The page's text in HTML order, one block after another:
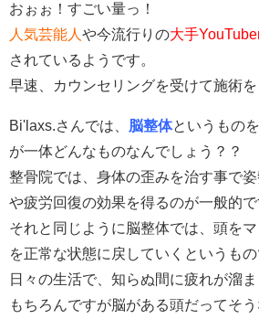
おぉぉ！すごい量っ！
人気芸能人 や今流行りの大手
されているようです。
早速、カウンセリングを受けて施術を
Bi'laxs.さんでは、 脳整体というもの
が一体どんなものなんでしょう？？
整骨院では、身体の歪みを治す事で
や疲労回復の効果を得るのが一般的で
それと同じように脳整体では、頭を
を正常な状態に戻していくというもの
日々の生活で、知らぬ間に疲れが溜
もちろんですが脳がある頭だってそう